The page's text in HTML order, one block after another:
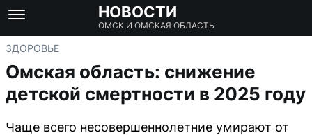
НОВОСТИ
ОМСК И ОМСКАЯ ОБЛАСТЬ
ЗДОРОВЬЕ
Омская область: снижение
детской смертности в 2025 году
Чаще всего несовершеннолетние умирают от